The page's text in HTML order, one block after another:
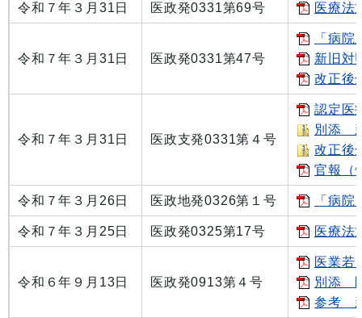
令和７年３月31日 医政発0331第69号 医療法
令和７年３月31日 医政発0331第47号
「病
新旧対
改正後
令和７年３月31日 医政支発0331第４号
認定医
別添
改正後
官報（
令和７年３月26日 医政地発0326第１号 「病
令和７年３月25日 医政発0325第17号 医療法
令和６年９月13日 医政発0913第４号
医業若
別添
参考